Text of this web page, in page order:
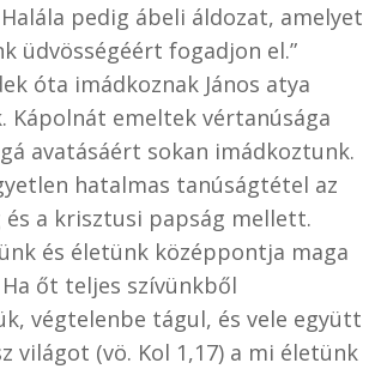
pedig ábeli áldozat, amelyet
üdvösségéért fogadjon el.”
óta imádkoznak János atya
Kápolnát emeltek vértanúsága
avatásáért sokan imádkoztunk.
hatalmas tanúságtétel az
a krisztusi papság mellett.
és életünk középpontja maga
Ha őt teljes szívünkből
végtelenbe tágul, és vele együtt
világot (vö. Kol 1,17) a mi életünk